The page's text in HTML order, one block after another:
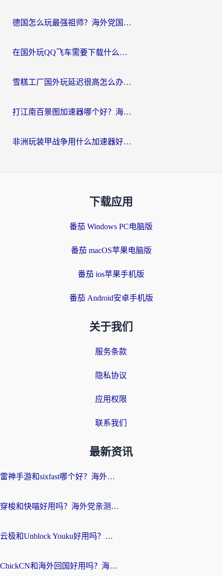
德国怎么玩最强祖师？海外党国服游戏加速器选择全攻略（附宝可梦Online实测）
在国外玩QQ飞车需要下载什么加速器呢？海外党亲测有效的国服游戏加速指南
雪糕工厂国外玩延迟很高怎么办？海外玩家国服游戏加速终极攻略（附实测推荐）
打江南百景图加速器哪个好？海外党踩坑N次后，终于找到不卡的秘诀
非洲玩装甲战争用什么加速器好？海外党亲测有效的国服游戏加速方案
下载应用
番茄 Windows PC电脑版
番茄 macOS苹果电脑版
番茄 ios苹果手机版
番茄 Android安卓手机版
关于我们
服务条款
隐私协议
应用权限
联系我们
最新资讯
雷神手游和sixfast哪个好？海外党亲测3款回国加速器，教你选对不踩坑
穿梭和快喵好用吗？海外党亲测：小众加速器对比+番茄加速器深度体验
云极和Unblock Youku好用吗？海外党亲测+2026回国加速器避坑指南
ChickCN和海外回国好用吗？海外党2026亲测：从手游到影音，选对加速器的3个关键